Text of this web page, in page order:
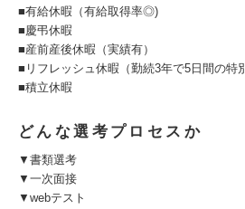
■有給休暇（有給取得率◎)
■慶弔休暇
■産前産後休暇（実績有）
■リフレッシュ休暇（勤続3年で5日間の特
■積立休暇
どんな選考プロセスか
▼書類選考
▼一次面接
▼webテスト